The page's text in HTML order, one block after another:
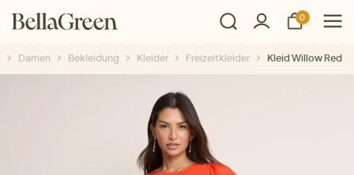
0
Damen Bekleidung Kleider Freizeitkleider Kleid Willow Red